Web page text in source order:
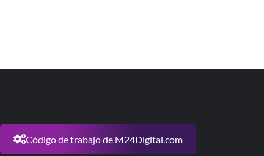
Código de trabajo de M24Digital.com